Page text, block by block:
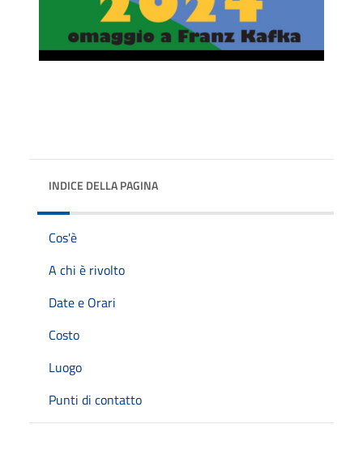
INDICE DELLA PAGINA
Cos'è
A chi è rivolto
Date e Orari
Costo
Luogo
Punti di contatto